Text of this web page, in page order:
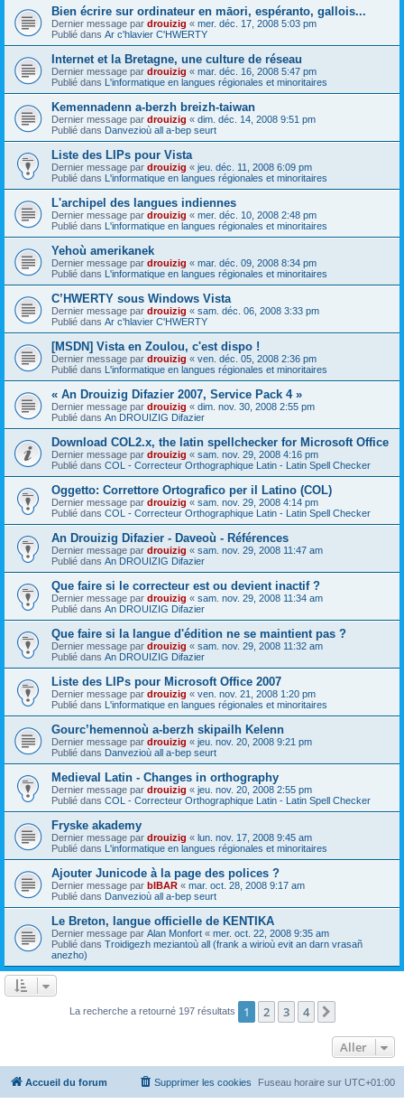
Bien écrire sur ordinateur en māori, espéranto, gallois...
Dernier message par drouizig « mer. déc. 17, 2008 5:03 pm
Publié dans Ar c'hlavier C'HWERTY
Internet et la Bretagne, une culture de réseau
Dernier message par drouizig « mar. déc. 16, 2008 5:47 pm
Publié dans L'informatique en langues régionales et minoritaires
Kemennadenn a-berzh breizh-taiwan
Dernier message par drouizig « dim. déc. 14, 2008 9:51 pm
Publié dans Danvezioù all a-bep seurt
Liste des LIPs pour Vista
Dernier message par drouizig « jeu. déc. 11, 2008 6:09 pm
Publié dans L'informatique en langues régionales et minoritaires
L'archipel des langues indiennes
Dernier message par drouizig « mer. déc. 10, 2008 2:48 pm
Publié dans L'informatique en langues régionales et minoritaires
Yehoù amerikanek
Dernier message par drouizig « mar. déc. 09, 2008 8:34 pm
Publié dans L'informatique en langues régionales et minoritaires
C’HWERTY sous Windows Vista
Dernier message par drouizig « sam. déc. 06, 2008 3:33 pm
Publié dans Ar c'hlavier C'HWERTY
[MSDN] Vista en Zoulou, c'est dispo !
Dernier message par drouizig « ven. déc. 05, 2008 2:36 pm
Publié dans L'informatique en langues régionales et minoritaires
« An Drouizig Difazier 2007, Service Pack 4 »
Dernier message par drouizig « dim. nov. 30, 2008 2:55 pm
Publié dans An DROUIZIG Difazier
Download COL2.x, the latin spellchecker for Microsoft Office
Dernier message par drouizig « sam. nov. 29, 2008 4:16 pm
Publié dans COL - Correcteur Orthographique Latin - Latin Spell Checker
Oggetto: Correttore Ortografico per il Latino (COL)
Dernier message par drouizig « sam. nov. 29, 2008 4:14 pm
Publié dans COL - Correcteur Orthographique Latin - Latin Spell Checker
An Drouizig Difazier - Daveoù - Références
Dernier message par drouizig « sam. nov. 29, 2008 11:47 am
Publié dans An DROUIZIG Difazier
Que faire si le correcteur est ou devient inactif ?
Dernier message par drouizig « sam. nov. 29, 2008 11:34 am
Publié dans An DROUIZIG Difazier
Que faire si la langue d'édition ne se maintient pas ?
Dernier message par drouizig « sam. nov. 29, 2008 11:32 am
Publié dans An DROUIZIG Difazier
Liste des LIPs pour Microsoft Office 2007
Dernier message par drouizig « ven. nov. 21, 2008 1:20 pm
Publié dans L'informatique en langues régionales et minoritaires
Gourc’hemennoù a-berzh skipailh Kelenn
Dernier message par drouizig « jeu. nov. 20, 2008 9:21 pm
Publié dans Danvezioù all a-bep seurt
Medieval Latin - Changes in orthography
Dernier message par drouizig « jeu. nov. 20, 2008 2:55 pm
Publié dans COL - Correcteur Orthographique Latin - Latin Spell Checker
Fryske akademy
Dernier message par drouizig « lun. nov. 17, 2008 9:45 am
Publié dans L'informatique en langues régionales et minoritaires
Ajouter Junicode à la page des polices ?
Dernier message par bIBAR « mar. oct. 28, 2008 9:17 am
Publié dans Danvezioù all a-bep seurt
Le Breton, langue officielle de KENTIKA
Dernier message par Alan Monfort « mer. oct. 22, 2008 9:35 am
Publié dans Troidigezh meziantoù all (frank a wirioù evit an darn vrasañ
anezho)
La recherche a retourné 197 résultats 1 2 3 4
Aller
Accueil du forum Fuseau horaire sur UTC+01:00
Supprimer les cookies